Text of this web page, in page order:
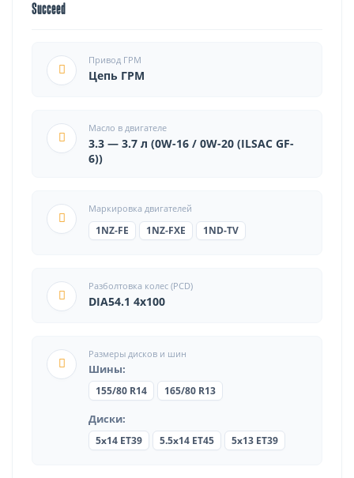
Succeed
Привод ГРМ
Цепь ГРМ
Масло в двигателе
3.3 — 3.7 л (0W-16 / 0W-20 (ILSAC GF-
6))
Маркировка двигателей
1NZ-FE
1NZ-FXE 1ND-TV
Разболтовка колес (PCD)
DIA54.1 4x100
Размеры дисков и шин
Шины:
155/80 R14 165/80 R13
Диски:
5x14 ET39 5.5x14 ET45 5x13 ET39